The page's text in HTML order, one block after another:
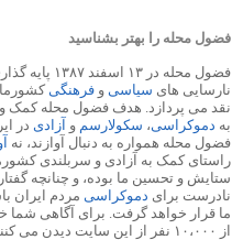
فضول محله را بهتر بشناسید
فضول محله در
نارسایی های سیاسی و فرهنگی
نقد می پردازد. هدف فضول محله کمک
به دموکراسی، سکولارسم و آزادی در
فضول محله همواره به دنبال آوازند، نه
راستای کمک به آزادی و سربلندی
ستایش و تحسین ما بوده، و چنانچه
نادرست برای دموکراسی مردم ایران
ما قرار خواهد گرفت. برای آگاهی شما
از ۱۰،۰۰۰ نفر از این سایت دیدن می کنند.